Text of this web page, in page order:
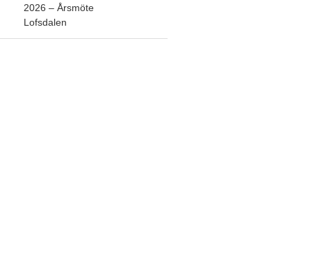
2026 – Årsmöte
Lofsdalen